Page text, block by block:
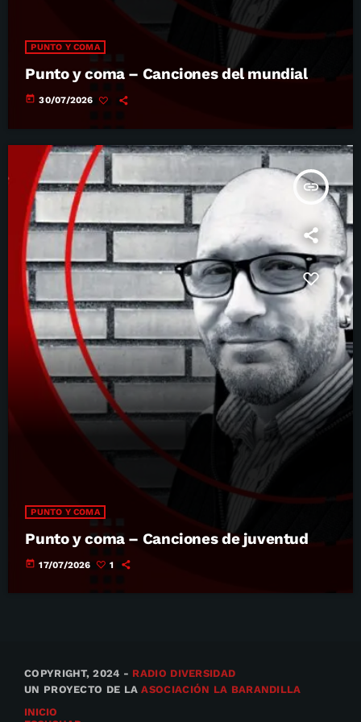
PUNTO Y COMA
Punto y coma – Canciones del mundial
today 30/07/2026
insert_link
PUNTO Y COMA
Punto y coma – Canciones de juventud
today 17/07/2026 1
COPYRIGHT, 2024 - RADIO DIVERSIDAD
UN PROYECTO DE LAASOCIACIÓN LA BARANDILLA
INICIO